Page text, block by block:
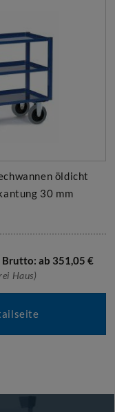
öldicht
30 mm
Brutto: ab 351,05 €
Haus)